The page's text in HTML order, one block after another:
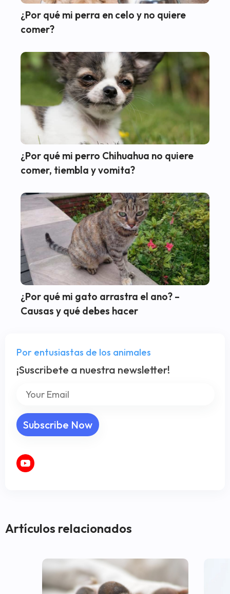
¿Por qué mi perra en celo y no quiere
comer?
¿Por qué mi perro Chihuahua no quiere
comer, tiembla y vomita?
¿Por qué mi gato arrastra el ano? –
Causas y qué debes hacer
Por entusiastas de los animales
¡Suscribete a nuestra newsletter!
Artículos relacionados